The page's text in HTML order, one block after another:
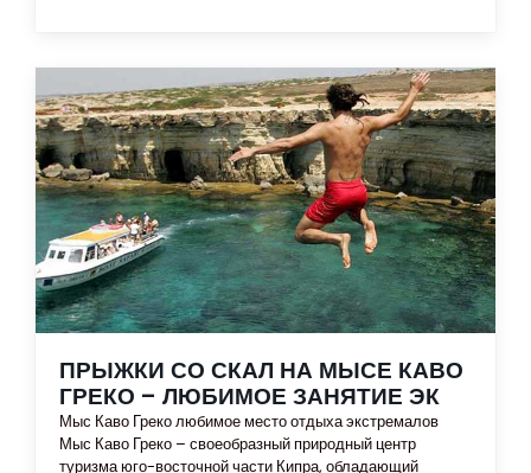
ПРЫЖКИ СО СКАЛ НА МЫСЕ КАВО
ГРЕКО – ЛЮБИМОЕ ЗАНЯТИЕ ЭК
Мыс Каво Греко любимое место отдыха экстремалов
Мыс Каво Греко – своеобразный природный центр
туризма юго-восточной части Кипра, обладающий